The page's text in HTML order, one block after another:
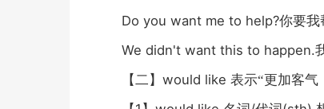
Do you want me to help?你要我
We didn't want this to happen.
【二】 would like 表示“更加客气